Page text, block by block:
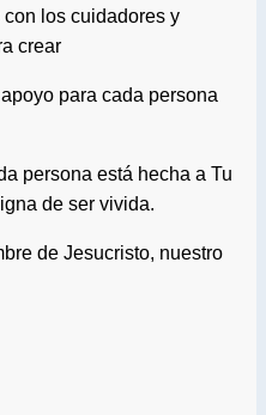
los cuidadores y
crear
para cada persona
persona está hecha a Tu
de ser vivida.
de Jesucristo, nuestro